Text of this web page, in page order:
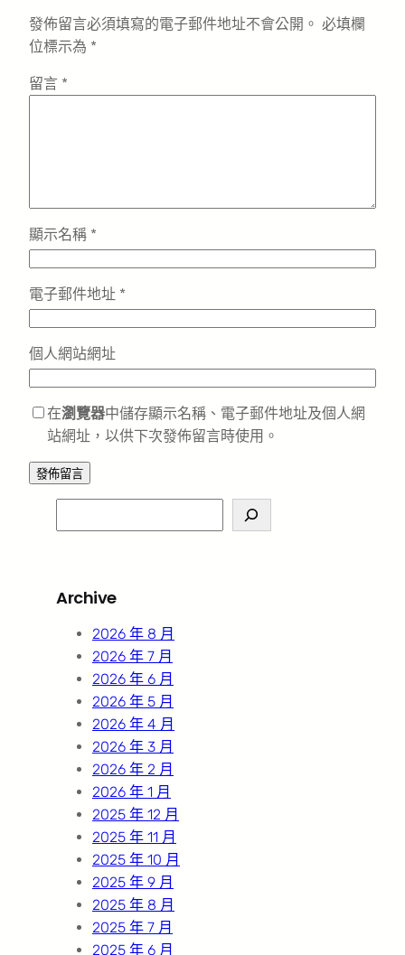
發佈留言必須填寫的電子郵件地址不會公開。 必填欄
位標示為 *
留言 *
顯示名稱 *
電子郵件地址 *
個人網站網址
在瀏覽器中儲存顯示名稱、電子郵件地址及個人網
站網址，以供下次發佈留言時使用。
e
c
Archive
2026 年 8 月
2026 年 7 月
2026 年 6 月
2026 年 5 月
2026 年 4 月
2026 年 3 月
2026 年 2 月
2026 年 1 月
2025 年 12 月
2025 年 11 月
2025 年 10 月
2025 年 9 月
2025 年 8 月
2025 年 7 月
2025 年 6 月